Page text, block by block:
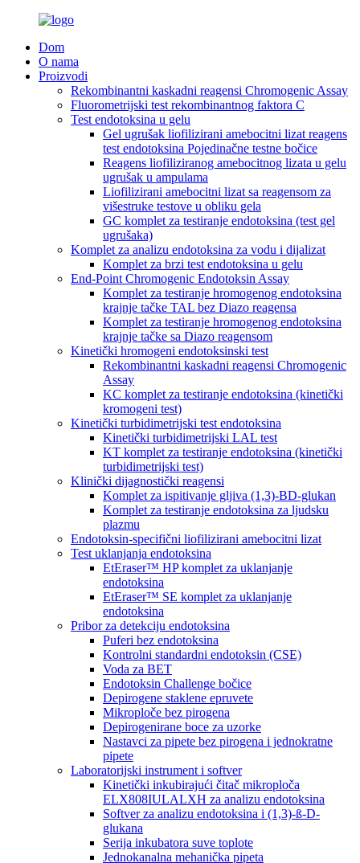
Dom
O nama
Proizvodi
Rekombinantni kaskadni reagensi Chromogenic Assay
Fluorometrijski test rekombinantnog faktora C
Test endotoksina u gelu
Gel ugrušak liofilizirani amebocitni lizat reagens
test endotoksina Pojedinačne testne bočice
Reagens liofiliziranog amebocitnog lizata u gelu
ugrušak u ampulama
Liofilizirani amebocitni lizat sa reagensom za
višestruke testove u obliku gela
GC komplet za testiranje endotoksina (test gel
ugrušaka)
Komplet za analizu endotoksina za vodu i dijalizat
Komplet za brzi test endotoksina u gelu
End-Point Chromogenic Endotoksin Assay
Komplet za testiranje hromogenog endotoksina
krajnje tačke TAL bez Diazo reagensa
Komplet za testiranje hromogenog endotoksina
krajnje tačke sa Diazo reagensom
Kinetički hromogeni endotoksinski test
Rekombinantni kaskadni reagensi Chromogenic
Assay
KC komplet za testiranje endotoksina (kinetički
kromogeni test)
Kinetički turbidimetrijski test endotoksina
Kinetički turbidimetrijski LAL test
KT komplet za testiranje endotoksina (kinetički
turbidimetrijski test)
Klinički dijagnostički reagensi
Komplet za ispitivanje gljiva (1,3)-BD-glukan
Komplet za testiranje endotoksina za ljudsku
plazmu
Endotoksin-specifični liofilizirani amebocitni lizat
Test uklanjanja endotoksina
EtEraser™ HP komplet za uklanjanje
endotoksina
EtEraser™ SE komplet za uklanjanje
endotoksina
Pribor za detekciju endotoksina
Puferi bez endotoksina
Kontrolni standardni endotoksin (CSE)
Voda za BET
Endotoksin Challenge bočice
Depirogene staklene epruvete
Mikroploče bez pirogena
Depirogenirane boce za uzorke
Nastavci za pipete bez pirogena i jednokratne
pipete
Laboratorijski instrument i softver
Kinetički inkubirajući čitač mikroploča
ELX808IULALXH za analizu endotoksina
Softver za analizu endotoksina i (1,3)-ß-D-
glukana
Serija inkubatora suve toplote
Jednokanalna mehanička pipeta